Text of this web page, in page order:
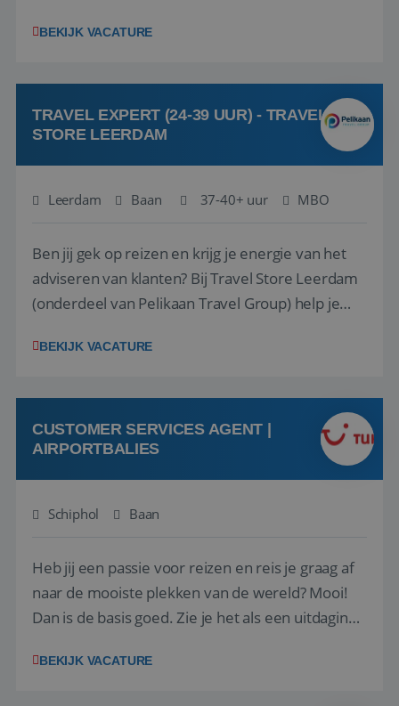
(onderdeel van Pelikaan Travel Group) zoeken
team het reisbureau verder...
BEKIJK VACATURE
TRAVEL EXPERT (24-39 UUR) - TRAVEL
STORE LEERDAM
Leerdam Baan 37-40+ uur MBO
Ben jij gek op reizen en krijg je energie van het
adviseren van klanten? Bij Travel Store Leerdam
(onderdeel van Pelikaan Travel Group) help je
vinden. Samen maken we van elke reis een
hebt in de reisbranche of j...
BEKIJK VACATURE
CUSTOMER SERVICES AGENT |
AIRPORTBALIES
Schiphol Baan
Heb jij een passie voor reizen en reis je graag af
naar de mooiste plekken van de wereld? Mooi!
Dan is de basis goed. Zie je het als een uitdaging
het samenstellen en boeken van de perfecte
BEKIJK VACATURE